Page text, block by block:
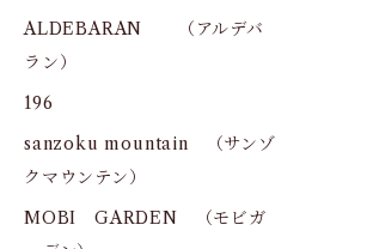
ALDEBARAN （アルデバ
ラン）
196
sanzoku mountain （サンゾ
クマウンテン）
MOBI GARDEN （モビガ